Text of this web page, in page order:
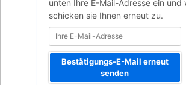
unten Ihre E-Mail-Adresse ein und
schicken sie Ihnen erneut zu.
Bestätigungs-E-Mail erneut
senden